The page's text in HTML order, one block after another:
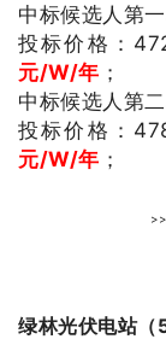
中标候选人第
投标价格：
元/W/年 ；
中标候选人第
投标价格：
元/W/年 ；
绿林光伏电站（